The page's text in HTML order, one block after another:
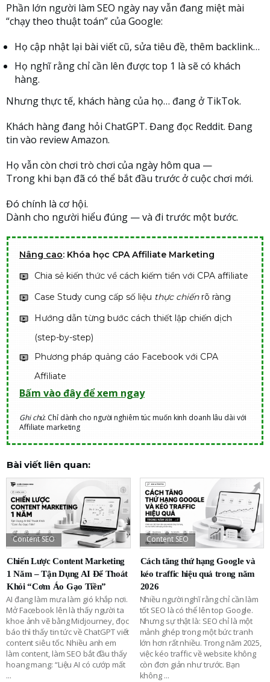
Phần lớn người làm SEO ngày nay vẫn đang miệt mài
“chạy theo thuật toán” của Google:
Họ cập nhật lại bài viết cũ, sửa tiêu đề, thêm backlink…
Họ nghĩ rằng chỉ cần lên được top 1 là sẽ có khách
hàng.
Nhưng thực tế, khách hàng của họ… đang ở TikTok.
Khách hàng đang hỏi ChatGPT. Đang đọc Reddit. Đang
tin vào review Amazon.
Họ vẫn còn chơi trò chơi của ngày hôm qua —
Trong khi bạn đã có thể bắt đầu trước ở cuộc chơi mới.
Đó chính là cơ hội.
Dành cho người hiểu đúng — và đi trước một bước.
Nâng cao: Khóa học CPA Affiliate Marketing
Chia sẻ kiến thức về cách kiếm tiền với CPA affiliate
Case Study cung cấp số liệu thực chiếnrõ ràng
Hướng dẫn từng bước cách thiết lập chiến dịch
(step-by-step)
Phương pháp quảng cáo Facebook với CPA
Affiliate
Bấm vào đây để xem ngay
Ghi chú: Chỉ dành cho người nghiêm túc muốn kinh doanh lâu dài với
Affiliate marketing
Bài viết liên quan:
Content SEO
Chiến Lược Content Marketing
1 Năm – Tận Dụng AI Để Thoát
Khỏi “Cơm Áo Gạo Tiền”
AI đang làm mưa làm gió khắp nơi.
Mở Facebook lên là thấy người ta
khoe ảnh vẽ bằng Midjourney, đọc
báo thì thấy tin tức về ChatGPT viết
content siêu tốc. Nhiều anh em
làm content, làm SEO bắt đầu thấy
hoang mang: “Liệu AI có cướp mất
...
Content SEO
Cách tăng thứ hạng Google và
kéo traffic hiệu quả trong năm
2026
Nhiều người nghĩ rằng chỉ cần làm
tốt SEO là có thể lên top Google.
Nhưng sự thật là: SEO chỉ là một
mảnh ghép trong một bức tranh
lớn hơn rất nhiều. Trong năm 2025,
việc kéo traffic về website không
còn đơn giản như trước. Bạn
không ...